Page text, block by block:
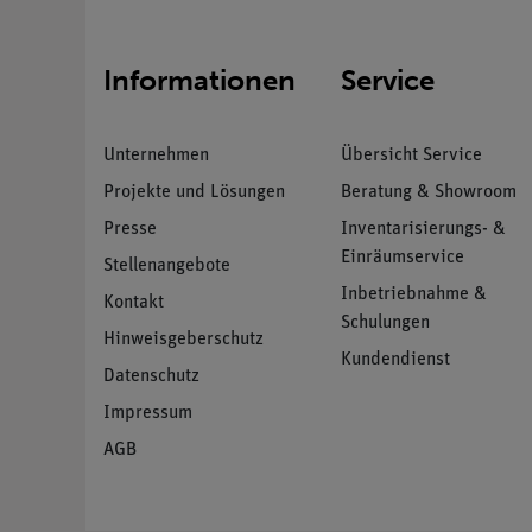
Informationen
Unternehmen
Projekte und Lösungen
Presse
Stellenangebote
Kontakt
Hinweisgeberschutz
Datenschutz
Impressum
AGB
Service
Übersicht Service
Beratung & Showroom
Inventarisierungs- &
Einräumservice
Inbetriebnahme &
Schulungen
Kundendienst